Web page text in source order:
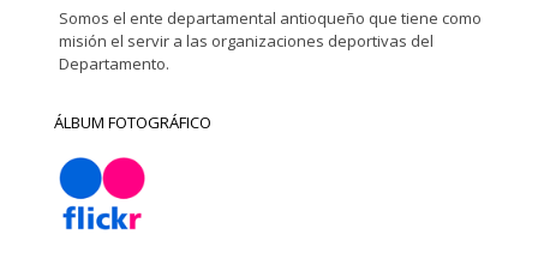
Somos el ente departamental antioqueño que tiene como
misión el servir a las organizaciones deportivas del
Departamento.
ÁLBUM FOTOGRÁFICO